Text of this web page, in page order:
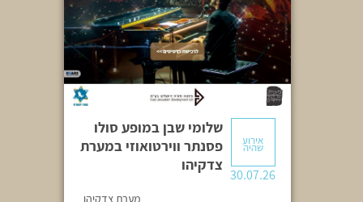
שלומי שבן במופע סולו
פסנתר ווירטואוזי במערת
צדקיהו
מערת צדקיהו
אירוע
שהיה
30.07.26